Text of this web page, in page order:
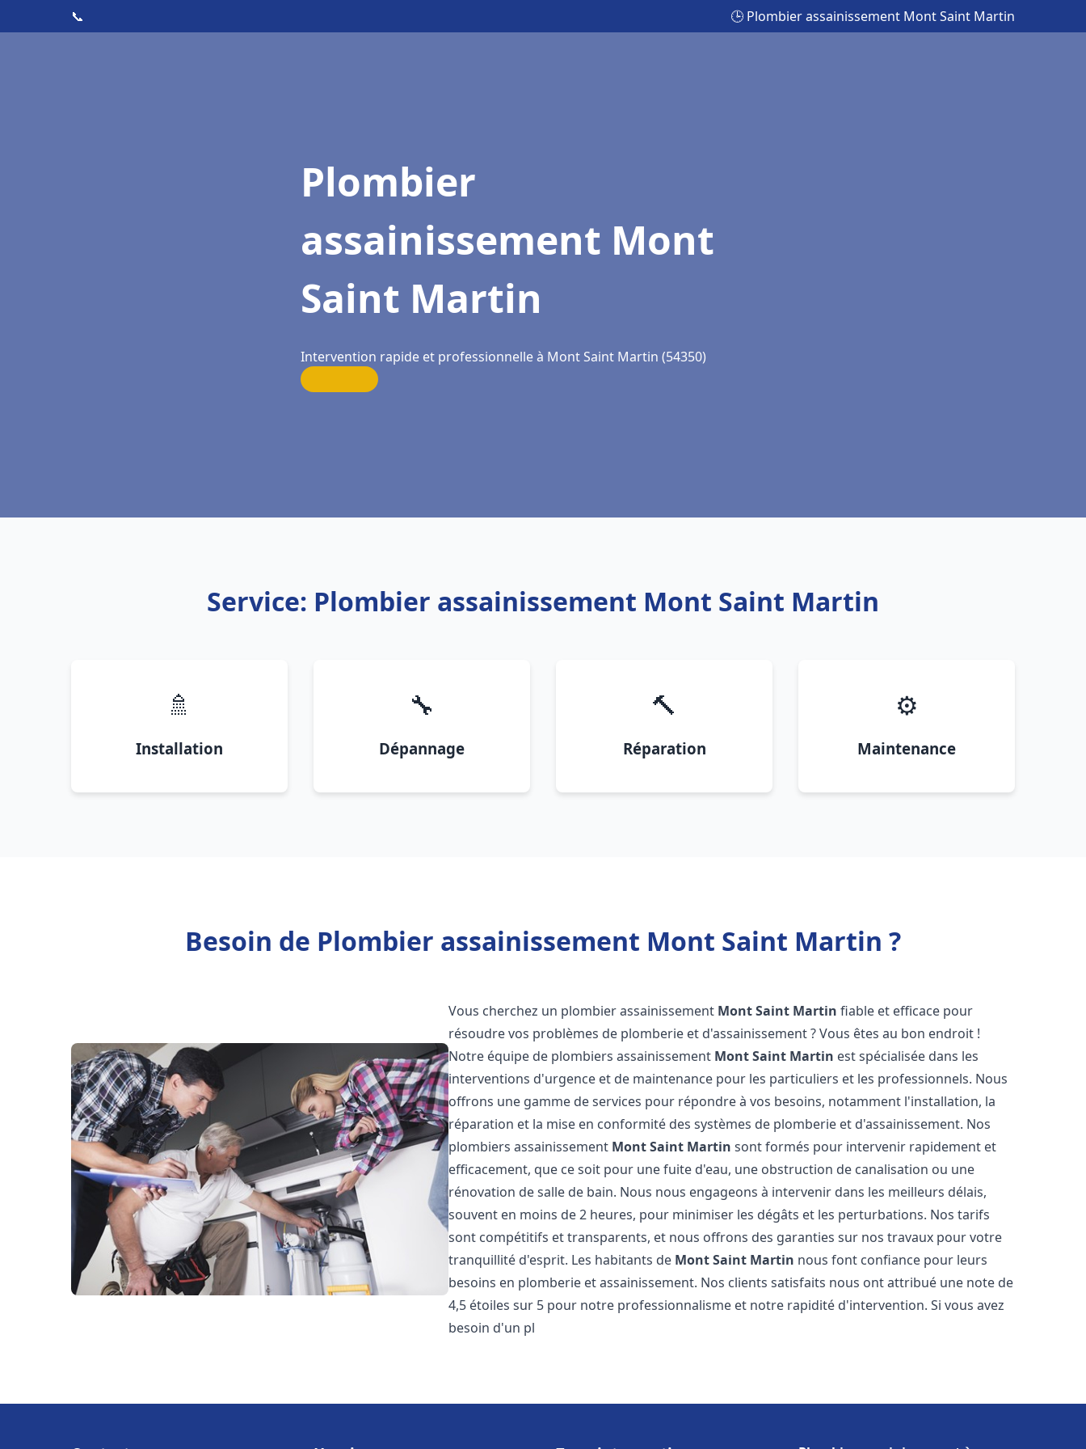
📞 🕒 Plombier assainissement Mont Saint Martin
Plombier
assainissement Mont
Saint Martin
Intervention rapide et professionnelle à Mont Saint Martin (54350)
Service: Plombier assainissement Mont Saint Martin
🚿
Installation
🔧
Dépannage
🔨
Réparation
⚙️
Maintenance
Besoin de Plombier assainissement Mont Saint Martin ?
Vous cherchez un plombier assainissement Mont Saint Martin fiable et efficace pour
résoudre vos problèmes de plomberie et d'assainissement ? Vous êtes au bon endroit !
Notre équipe de plombiers assainissement Mont Saint Martin est spécialisée dans les
interventions d'urgence et de maintenance pour les particuliers et les professionnels. Nous
offrons une gamme de services pour répondre à vos besoins, notamment l'installation, la
réparation et la mise en conformité des systèmes de plomberie et d'assainissement. Nos
plombiers assainissement Mont Saint Martin sont formés pour intervenir rapidement et
efficacement, que ce soit pour une fuite d'eau, une obstruction de canalisation ou une
rénovation de salle de bain. Nous nous engageons à intervenir dans les meilleurs délais,
souvent en moins de 2 heures, pour minimiser les dégâts et les perturbations. Nos tarifs
sont compétitifs et transparents, et nous offrons des garanties sur nos travaux pour votre
tranquillité d'esprit. Les habitants de Mont Saint Martin nous font confiance pour leurs
besoins en plomberie et assainissement. Nos clients satisfaits nous ont attribué une note de
4,5 étoiles sur 5 pour notre professionnalisme et notre rapidité d'intervention. Si vous avez
besoin d'un pl